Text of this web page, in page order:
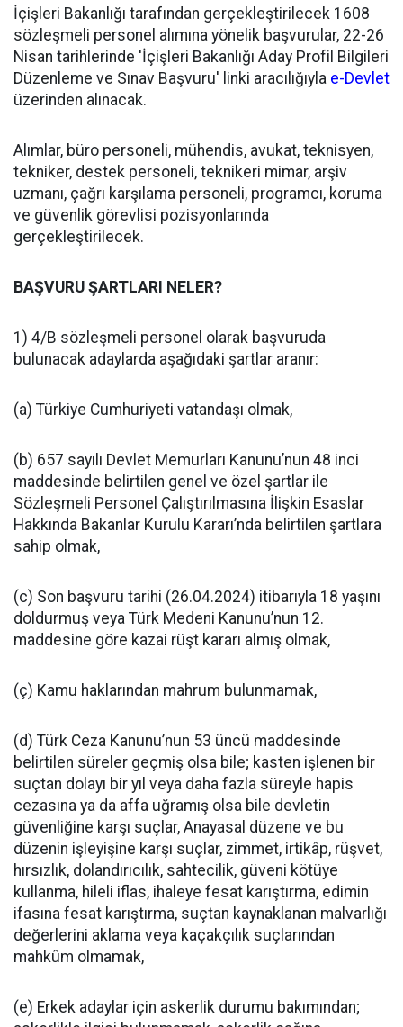
İçişleri Bakanlığı tarafından gerçekleştirilecek 1608
sözleşmeli personel alımına yönelik başvurular, 22-26
Nisan tarihlerinde 'İçişleri Bakanlığı Aday Profil Bilgileri
Düzenleme ve Sınav Başvuru' linki aracılığıyla e-Devlet
üzerinden alınacak.
Alımlar, büro personeli, mühendis, avukat, teknisyen,
tekniker, destek personeli, teknikeri mimar, arşiv
uzmanı, çağrı karşılama personeli, programcı, koruma
ve güvenlik görevlisi pozisyonlarında
gerçekleştirilecek.
BAŞVURU ŞARTLARI NELER?
1) 4/B sözleşmeli personel olarak başvuruda
bulunacak adaylarda aşağıdaki şartlar aranır:
(a) Türkiye Cumhuriyeti vatandaşı olmak,
(b) 657 sayılı Devlet Memurları Kanunu’nun 48 inci
maddesinde belirtilen genel ve özel şartlar ile
Sözleşmeli Personel Çalıştırılmasına İlişkin Esaslar
Hakkında Bakanlar Kurulu Kararı’nda belirtilen şartlara
sahip olmak,
(c) Son başvuru tarihi (26.04.2024) itibarıyla 18 yaşını
doldurmuş veya Türk Medeni Kanunu’nun 12.
maddesine göre kazai rüşt kararı almış olmak,
(ç) Kamu haklarından mahrum bulunmamak,
(d) Türk Ceza Kanunu’nun 53 üncü maddesinde
belirtilen süreler geçmiş olsa bile; kasten işlenen bir
suçtan dolayı bir yıl veya daha fazla süreyle hapis
cezasına ya da affa uğramış olsa bile devletin
güvenliğine karşı suçlar, Anayasal düzene ve bu
düzenin işleyişine karşı suçlar, zimmet, irtikâp, rüşvet,
hırsızlık, dolandırıcılık, sahtecilik, güveni kötüye
kullanma, hileli iflas, ihaleye fesat karıştırma, edimin
ifasına fesat karıştırma, suçtan kaynaklanan malvarlığı
değerlerini aklama veya kaçakçılık suçlarından
mahkûm olmamak,
(e) Erkek adaylar için askerlik durumu bakımından;